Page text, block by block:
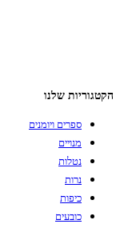
הקטגוריות שלנו
ספרים ויומנים
מנויים
נטלות
נרות
כיפות
כובעים